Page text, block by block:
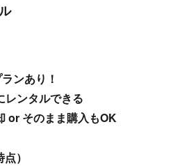
ンあり！
レンタルできる
or そのまま購入もOK
）